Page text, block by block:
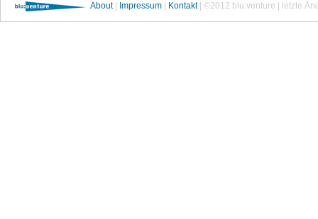
About| Impressum Kontakt| ©2012 blu:venture | letzte